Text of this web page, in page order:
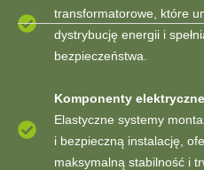
transformatorowe, które
dystrybucję energii i
bezpieczeństwa.
Komponenty
Elastyczne systemy
i bezpieczną instalację,
maksymalną stabilność i